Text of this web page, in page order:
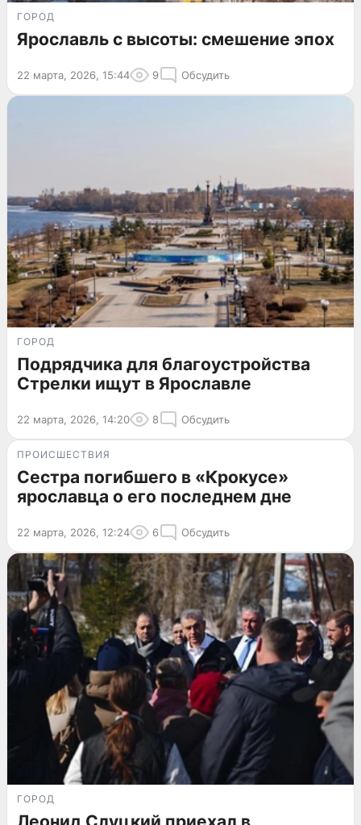
ГОРОД
Ярославль с высоты: смешение эпох
22 марта, 2026, 15:44 9 Обсудить
ГОРОД
Подрядчика для благоустройства
Стрелки ищут в Ярославле
22 марта, 2026, 14:20 8 Обсудить
ПРОИСШЕСТВИЯ
Сестра погибшего в «Крокусе»
ярославца о его последнем дне
22 марта, 2026, 12:24 6 Обсудить
ГОРОД